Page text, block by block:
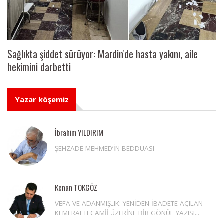
Sağlıkta şiddet sürüyor: Mardin'de hasta yakını, aile
hekimini darbetti
Yazar köşemiz
İbrahim YILDIRIM
ŞEHZADE MEHMED’İN BEDDUASI
Kenan TOKGÖZ
VEFA VE ADANMIŞLIK: YENİDEN İBADETE AÇILAN
KEMERALTI CAMİİ ÜZERİNE BİR GÖNÜL YAZISI...